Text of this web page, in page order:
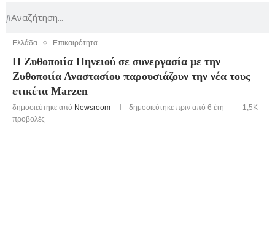
Ελλάδα Επικαιρότητα
Η Ζυθοποιία Πηνειού σε συνεργασία με την
Ζυθοποιία Αναστασίου παρουσιάζουν την νέα τους
ετικέτα Marzen
δημοσιεύτηκε από Newsroom δημοσιεύτηκε πριν από 6 έτη
1,5K
προβολές